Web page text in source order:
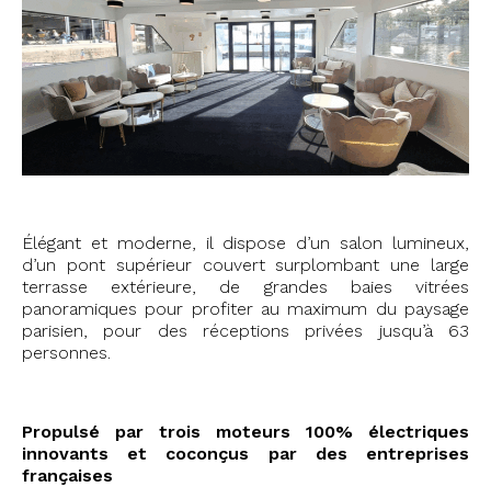
Élégant et moderne, il dispose d’un salon lumineux,
d’un pont supérieur couvert surplombant une large
terrasse extérieure, de grandes baies vitrées
panoramiques pour profiter au maximum du paysage
parisien, pour des réceptions privées jusqu’à 63
personnes.
Propulsé par trois moteurs 100% électriques
innovants et coconçus par des entreprises
françaises